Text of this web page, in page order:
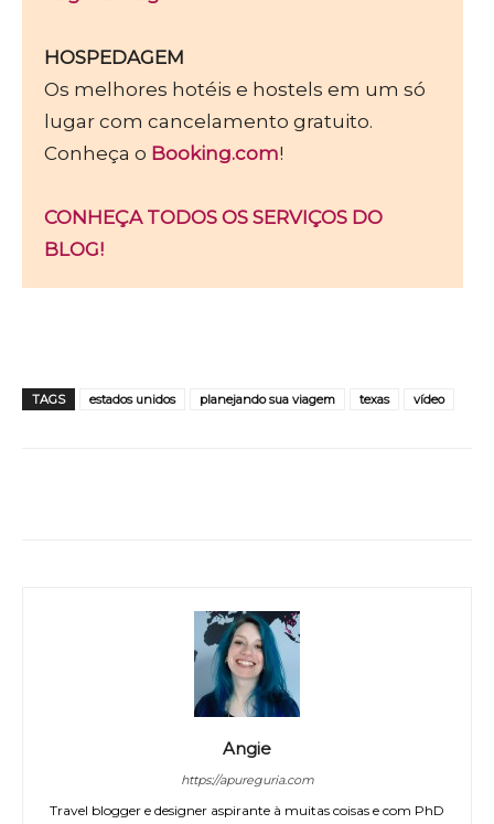
HOSPEDAGEM
Os melhores hotéis e hostels em um só
lugar com cancelamento gratuito.
Conheça o Booking.com!
CONHEÇA TODOS OS SERVIÇOS DO
BLOG!
TAGS estados unidos planejando sua viagem texas vídeo
Angie
https://apureguria.com
Travel blogger e designer aspirante à muitas coisas e com PhD